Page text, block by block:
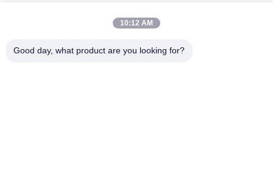
Σχετικά Με Εμάς
Γύρος Εργοστασίων
Ποιοτικός Έλεγχος
10:12 AM
Good day, what product are you looking for?